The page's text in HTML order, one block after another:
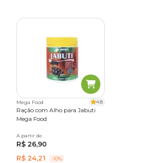
Mega Food 4.8
Ração com Alho para Jabuti
Mega Food
70g 200g
A partir de
R$ 26,90
R$ 24,21
-10%